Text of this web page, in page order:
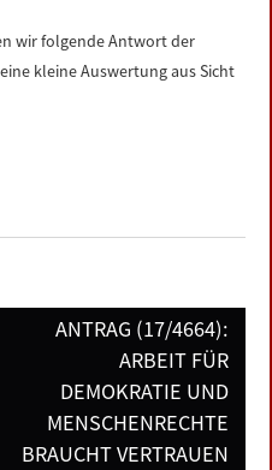
wir folgende Antwort der
kleine Auswertung aus Sicht
ANTRAG (17/4664):
ARBEIT FÜR
DEMOKRATIE UND
MENSCHENRECHTE
BRAUCHT VERTRAUEN